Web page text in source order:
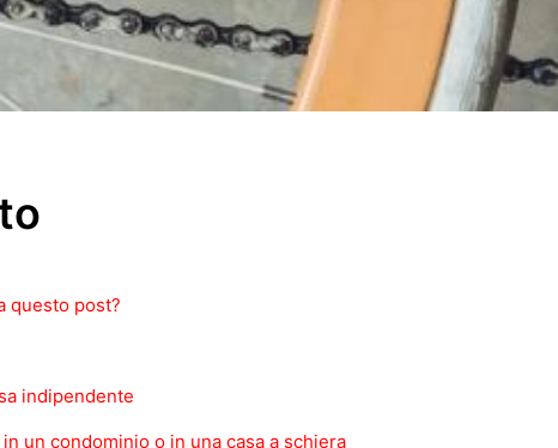
questo post?
indipendente
un condominio o in una casa a schiera